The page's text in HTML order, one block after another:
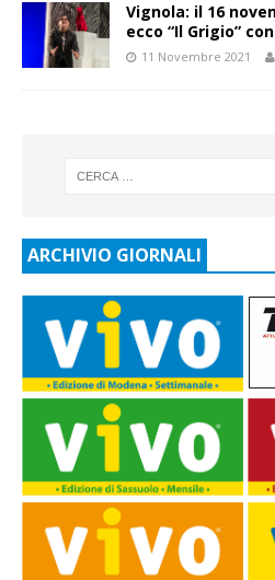
Vignola: il 16
ecco “Il Grigio”
11 Novembre 2021
ARCHIVIO GIORNALI